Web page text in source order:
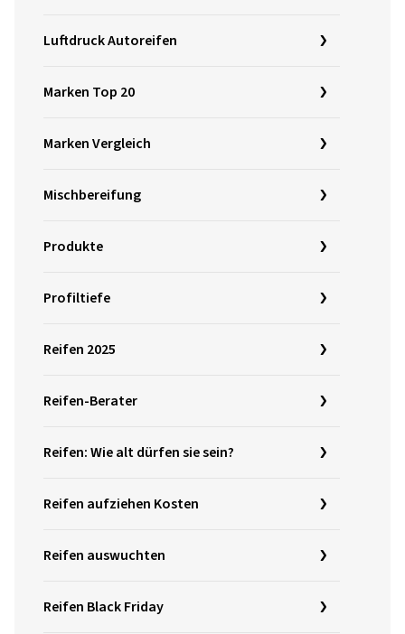
Luftdruck Autoreifen
Marken Top 20
Marken Vergleich
Mischbereifung
Produkte
Profiltiefe
Reifen 2025
Reifen-Berater
Reifen: Wie alt dürfen sie sein?
Reifen aufziehen Kosten
Reifen auswuchten
Reifen Black Friday